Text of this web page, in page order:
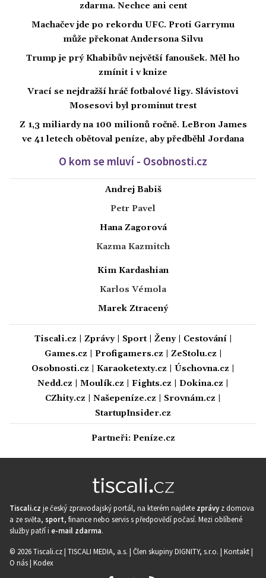
zdarma. Nechce ani cent
Machačev jde po rekordu UFC. Proti Garrymu
může překonat Andersona Silvu
Trump je prý Khabibův největší fanoušek. Měl ho
zmínit i v knize
Vrací se nejdražší hráč fotbalové ligy. Slávistovi
Mosesovi byl prominut trest
Z 1,3 miliardy na 100 milionů ročně. LeBron James
ve 41 letech obětoval peníze, aby předběhl Jordana
O kom se mluví - Osobnosti.cz
Andrej Babiš
Petr Pavel
Hana Zagorová
Kazma Kazmitch
Kim Kardashian
Karlos Vémola
Marek Ztracený
Tiscali.cz Zprávy| Sport| Ženy| Cestování|
Games.cz
Profigamers.cz ZeStolu.cz
Osobnosti.cz
Karaoketexty.cz Úschovna.cz
Nedd.cz
Moulík.cz Fights.cz Dokina.cz
CZhity.cz
Našepeníze.cz Srovnám.cz
StartupInsider.cz
Partneři: Peníze.cz
Tiscali.cz je český zpravodajský portál, na kterém najdete zprávy z domova
a ze světa, sport, finance nebo servis s předpovědí počasí. Mezi oblíbené
služby patří i e-mail zdarma.
© 2026 Tiscali.cz | TISCALI MEDIA, a.s. | Člen skupiny DIGNITY, s.r.o. | Kontakt|
O nás| Kodex